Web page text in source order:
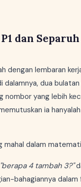
dan
dengan lembaran
dua
yang lebih
ia
mahal dalam
"berapa 4 tambah 3?"
bahagiannya dalam